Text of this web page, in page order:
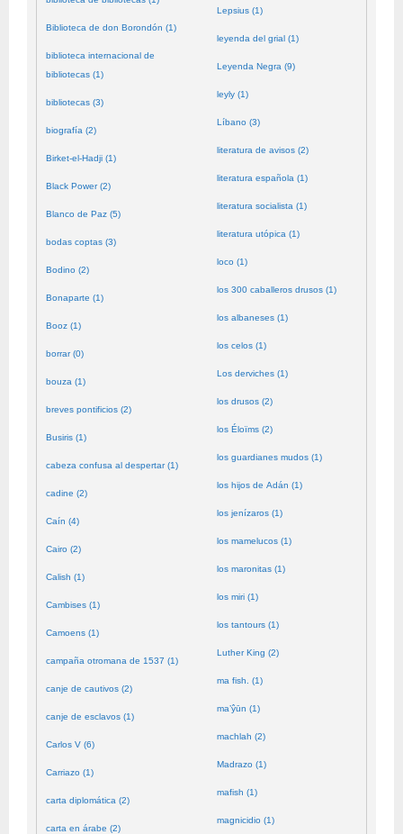
Biblioteca de don Borondón (1)
biblioteca internacional de
bibliotecas (1)
bibliotecas (3)
biografía (2)
Birket-el-Hadji (1)
Black Power (2)
Blanco de Paz (5)
bodas coptas (3)
Bodino (2)
Bonaparte (1)
Booz (1)
borrar (0)
bouza (1)
breves pontificios (2)
Busiris (1)
cabeza confusa al despertar (1)
cadine (2)
Caín (4)
Cairo (2)
Calish (1)
Cambises (1)
Camoens (1)
campaña otromana de 1537 (1)
canje de cautivos (2)
canje de esclavos (1)
Carlos V (6)
Carriazo (1)
carta diplomática (2)
carta en árabe (2)
Lepsius (1)
leyenda del grial (1)
Leyenda Negra (9)
leyly (1)
Líbano (3)
literatura de avisos (2)
literatura española (1)
literatura socialista (1)
literatura utópica (1)
loco (1)
los 300 caballeros drusos (1)
los albaneses (1)
los celos (1)
Los derviches (1)
los drusos (2)
los Éloïms (2)
los guardianes mudos (1)
los hijos de Adán (1)
los jenízaros (1)
los mamelucos (1)
los maronitas (1)
los miri (1)
los tantours (1)
Luther King (2)
ma fish. (1)
ma’ŷūn (1)
machlah (2)
Madrazo (1)
mafish (1)
magnicidio (1)